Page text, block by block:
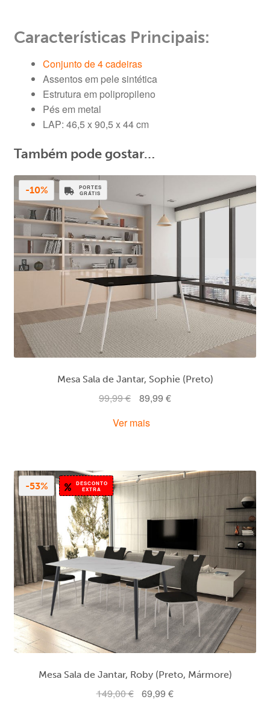
Características Principais:
Conjunto de 4 cadeiras
Assentos em pele sintética
Estrutura em polipropileno
Pés em metal
LAP: 46,5 x 90,5 x 44 cm
Também pode gostar…
PORTES
GRÁTIS
Mesa Sala de Jantar, Sophie (Preto)
-10%
99,99€
O
original
89,99 €O
Ver mais
DESCONTO
EXTRA
Mesa Sala de Jantar, Roby (Preto, Mármore)
-53%
149,00€ O69,99€O